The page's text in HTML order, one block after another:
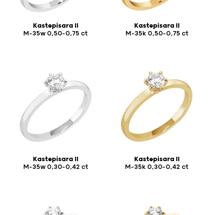
Kastepisara II
M-35w 0,50-0,75 ct
Kastepisara II
M-35k 0,50-0,75 ct
Kastepisara II
M-35w 0,30-0,42 ct
Kastepisara II
M-35k 0,30-0,42 ct